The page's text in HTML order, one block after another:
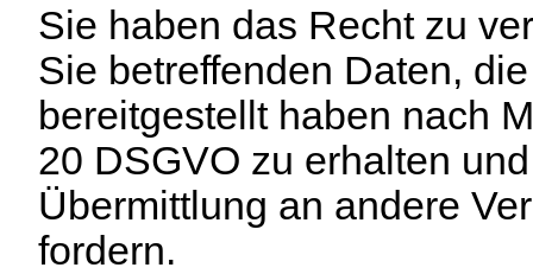
Sie haben das Recht zu
Sie betreffenden Daten,
bereitgestellt haben nach
20 DSGVO zu erhalten
Übermittlung an andere
fordern.